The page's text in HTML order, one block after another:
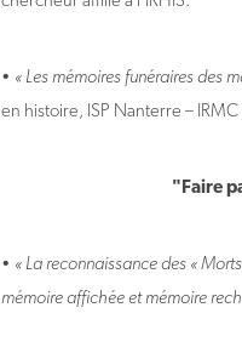
• « Les mémoires funéraires des
en histoire, ISP Nanterre – IRMC
"Faire
• « La reconnaissance des «
mémoire affichée et mémoire